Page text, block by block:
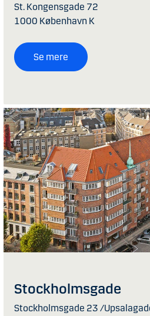
St. Kongensgade 72
1000 København K
Se mere
Stockholmsgade
Stockholmsgade 23 /